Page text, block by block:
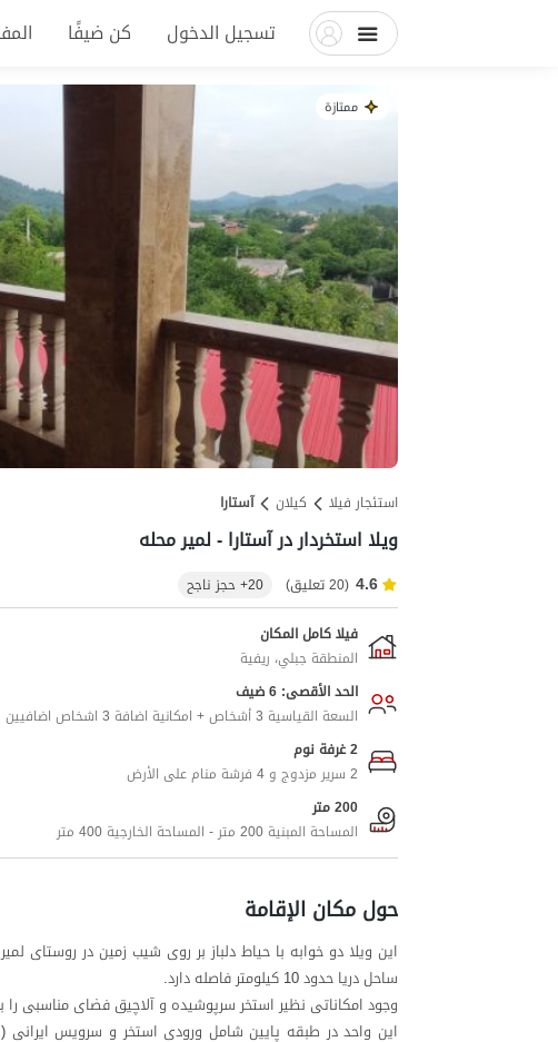
تسجيل الدخول كن ضيفًا
ممتازة
استئجار فيلا کیلان آستارا
ویلا استخردار در آستارا - لمیر محله
4.6 (20 تعليق) 20+ حجز ناجح
فيلا كامل المكان
المنطقة جبلي، ريفية
الحد الأقصى: 6 ضيف
السعة القياسية 3 أشخاص + امكانية اضافة 3 اشخاص اضافيين
2 غرفة نوم
2 سرير مزدوج و 4 فرشة منام على الأرض
200 متر
المساحة المبنية 200 متر - المساحة الخارجية 400 متر
حول مكان الإقامة
ساحل دریا حدود 10 کیلومتر فاصله دارد.
وجود امکاناتی نظیر استخر سرپوشیده و آلاچیق فضای مناسبی